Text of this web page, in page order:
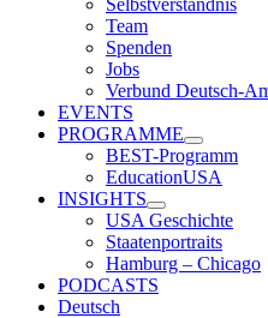
Selbstverständnis
Team
Spenden
Jobs
Verbund Deutsch-
EVENTS
PROGRAMME
BEST-Programm
EducationUSA
INSIGHTS
USA Geschichte
Staatenportraits
Hamburg – Chicago
PODCASTS
Deutsch